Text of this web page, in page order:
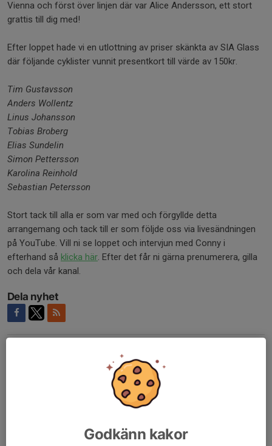
Vienna och först över linjen där var Alice Andersson, ett stort
grattis till dig med!
Efter loppet hade vi en utlottning av priser skänkta av SIA Glass
där följande cyklister vunnit presentkort till värde av 150kr.
Tim Gustavsson
Anders Wollentz
Linus Johansson
Tobias Broberg
Elias Sundelin
Simon Pettersson
Karolina Reinhold
Sebastian Petersson
Stort tack till alla er som var med och förgyllde detta
arrangemang och tack till er som följde oss via livesändningen
på YouTube. Vill ni se loppet och intervjun med Conny i
efterhand så klicka här. Efter det får ni gärna prenumerera, gilla
och dela vår kanal.
Dela nyhet
10 dec 2021
Riktigt bra styrt som vanligt 👍
10 dec 2021
Bra uppstyrt av de som höll i arrangemanget, 10/10.
Godkänn kakor